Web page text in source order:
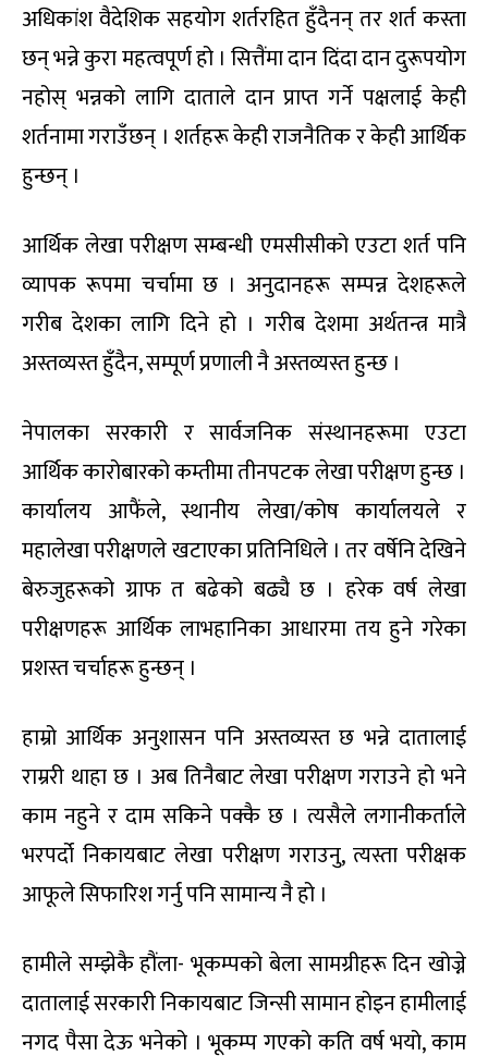
अधिकांश वैदेशिक सहयोग शर्तरहित हुँदैनन् तर शर्त कस्ता
छन् भन्ने कुरा महत्वपूर्ण हो । सित्तैंमा दान दिंदा दान दुरूपयोग
नहोस् भन्नको लागि दाताले दान प्राप्त गर्ने पक्षलाई केही
शर्तनामा गराउँछन् । शर्तहरू केही राजनैतिक र केही आर्थिक
हुन्छन् ।
आर्थिक लेखा परीक्षण सम्बन्धी एमसीसीको एउटा शर्त पनि
व्यापक रूपमा चर्चामा छ । अनुदानहरू सम्पन्न देशहरूले
गरीब देशका लागि दिने हो । गरीब देशमा अर्थतन्त्र मात्रै
अस्तव्यस्त हुँदैन, सम्पूर्ण प्रणाली नै अस्तव्यस्त हुन्छ ।
नेपालका सरकारी र सार्वजनिक संस्थानहरूमा एउटा
आर्थिक कारोबारको कम्तीमा तीनपटक लेखा परीक्षण हुन्छ ।
कार्यालय आफैंले, स्थानीय लेखा/कोष कार्यालयले र
महालेखा परीक्षणले खटाएका प्रतिनिधिले । तर वर्षेनि देखिने
बेरुजुहरूको ग्राफ त बढेको बढ्यै छ । हरेक वर्ष लेखा
परीक्षणहरू आर्थिक लाभहानिका आधारमा तय हुने गरेका
प्रशस्त चर्चाहरू हुन्छन् ।
हाम्रो आर्थिक अनुशासन पनि अस्तव्यस्त छ भन्ने दातालाई
राम्ररी थाहा छ । अब तिनैबाट लेखा परीक्षण गराउने हो भने
काम नहुने र दाम सकिने पक्कै छ । त्यसैले लगानीकर्ताले
भरपर्दो निकायबाट लेखा परीक्षण गराउनु, त्यस्ता परीक्षक
आफूले सिफारिश गर्नु पनि सामान्य नै हो ।
हामीले सम्झेकै हौंला- भूकम्पको बेला सामग्रीहरू दिन खोज्ने
दातालाई सरकारी निकायबाट जिन्सी सामान होइन हामीलाई
नगद पैसा देऊ भनेको । भूकम्प गएको कति वर्ष भयो, काम